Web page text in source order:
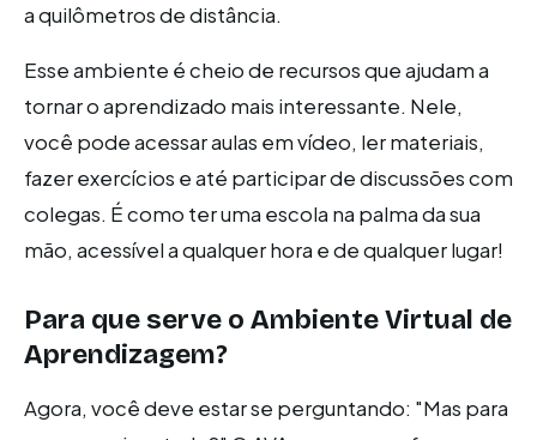
a quilômetros de distância.
Esse ambiente é cheio de recursos que ajudam a
tornar o aprendizado mais interessante. Nele,
você pode acessar aulas em vídeo, ler materiais,
fazer exercícios e até participar de discussões com
colegas. É como ter uma escola na palma da sua
mão, acessível a qualquer hora e de qualquer lugar!
Para que serve o Ambiente Virtual de
Aprendizagem?
Agora, você deve estar se perguntando: "Mas para